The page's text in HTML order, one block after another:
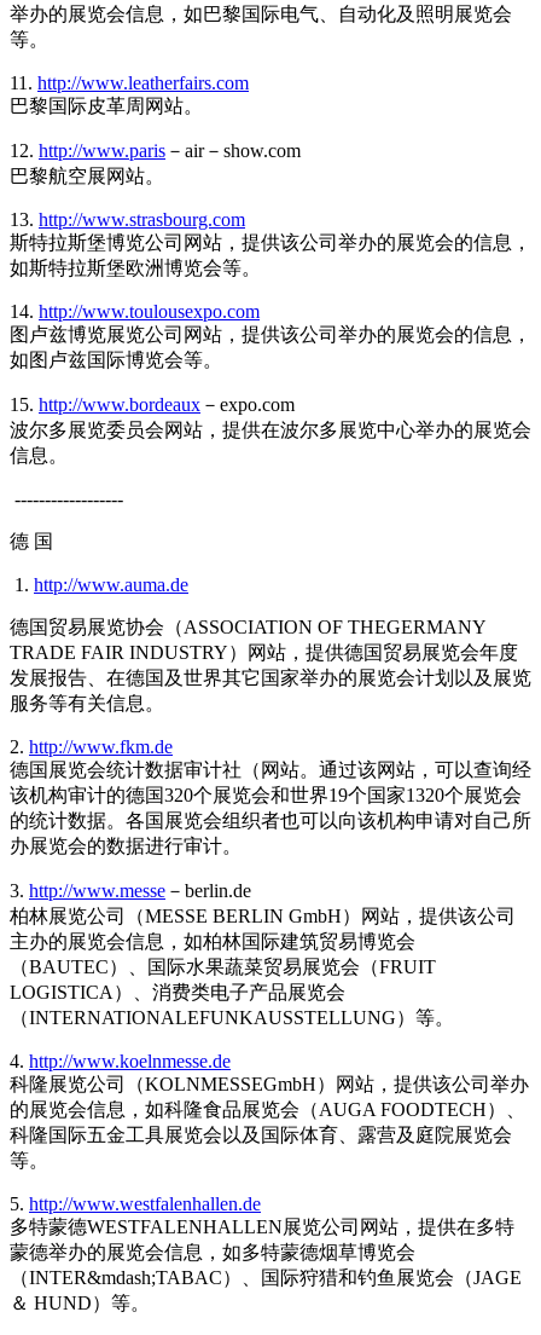
举办的展览会信息，如巴黎国际电气、自动化及照明展览会
等。
11. http://www.leatherfairs.com
巴黎国际皮革周网站。
12. http://www.paris －air－show.com
巴黎航空展网站。
13. http://www.strasbourg.com
斯特拉斯堡博览公司网站，提供该公司举办的展览会的信息，
如斯特拉斯堡欧洲博览会等。
14. http://www.toulousexpo.com
图卢兹博览展览公司网站，提供该公司举办的展览会的信息，
如图卢兹国际博览会等。
15. http://www.bordeaux －expo.com
波尔多展览委员会网站，提供在波尔多展览中心举办的展览会
信息。
------------------
德 国
1. http://www.auma.de
德国贸易展览协会（ASSOCIATION OF THEGERMANY
TRADE FAIR INDUSTRY）网站，提供德国贸易展览会年度
发展报告、在德国及世界其它国家举办的展览会计划以及展览
服务等有关信息。
2. http://www.fkm.de
德国展览会统计数据审计社（网站。通过该网站，可以查询经
该机构审计的德国320个展览会和世界19个国家1320个展览会
的统计数据。各国展览会组织者也可以向该机构申请对自己所
办展览会的数据进行审计。
3. http://www.messe －berlin.de
柏林展览公司（MESSE BERLIN GmbH）网站，提供该公司
主办的展览会信息，如柏林国际建筑贸易博览会
（BAUTEC）、国际水果蔬菜贸易展览会（FRUIT
LOGISTICA）、消费类电子产品展览会
（INTERNATIONALEFUNKAUSSTELLUNG）等。
4. http://www.koelnmesse.de
科隆展览公司（KOLNMESSEGmbH）网站，提供该公司举办
的展览会信息，如科隆食品展览会（AUGA FOODTECH）、
科隆国际五金工具展览会以及国际体育、露营及庭院展览会
等。
5. http://www.westfalenhallen.de
多特蒙德WESTFALENHALLEN展览公司网站，提供在多特
蒙德举办的展览会信息，如多特蒙德烟草博览会
（INTER&mdash;TABAC）、国际狩猎和钓鱼展览会（JAGE
＆ HUND）等。